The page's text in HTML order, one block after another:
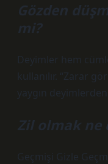
Gözden
mi?
Deyimler hem
kullanılır. “Zarar
yaygın
Zil olmak ne
Geçmişi Gizle